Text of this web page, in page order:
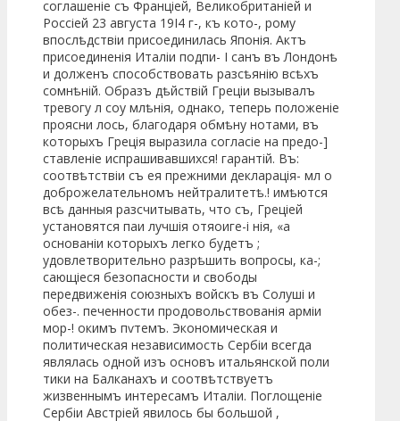
соглашеніе съ Франціей, Великобританіей и
Россіей 23 августа 19І4 г-, къ кото-, рому
впослѣдствіи присоединилась Японія. Актъ
присоединенія Италіи подпи- I санъ въ Лондонѣ
и долженъ способствовать разсѣянію всѣхъ
сомнѣній. Образъ дѣйствій Греціи вызывалъ
тревогу л соу млѣнія, однако, теперь положеніе
проясни лось, благодаря обмѣну нотами, въ
которыхъ Греція выразила согласіе на предо-]
ставленіе испрашивавшихся! гарантій. Въ:
соотвѣтствіи съ ея прежними декларація- мл о
доброжелательномъ нейтралитетѣ.! имѣются
всѣ данныя разсчитывать, что съ, Греціей
установятся паи лучшія отяоиге-і нія, «а
основаніи которыхъ легко будетъ ;
удовлетворительно разрѣшить вопросы, ка-;
сающіеся безопасности и свободы
передвиженія союзныхъ войскъ въ Солуші и
обез-. печенности продовольствованія арміи
мор-! окимъ пѵтемъ. Экономическая и
политическая независимость Сербіи всегда
являлась одной изъ основъ итальянской поли
тики на Балканахъ и соотвѣтствуетъ
жизвеннымъ интересамъ Италіи. Поглощеніе
Сербіи Австріей явилось бы большой ,